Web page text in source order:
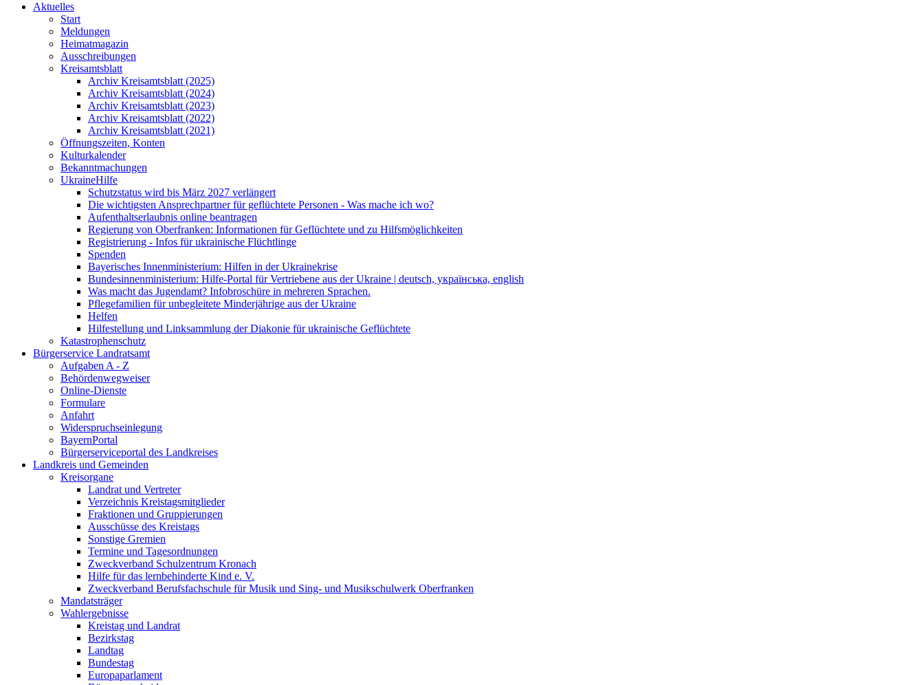
Aktuelles
Start
Meldungen
Heimatmagazin
Ausschreibungen
Kreisamtsblatt
Archiv Kreisamtsblatt (2025)
Archiv Kreisamtsblatt (2024)
Archiv Kreisamtsblatt (2023)
Archiv Kreisamtsblatt (2022)
Archiv Kreisamtsblatt (2021)
Öffnungszeiten, Konten
Kulturkalender
Bekanntmachungen
UkraineHilfe
Schutzstatus wird bis März 2027 verlängert
Die wichtigsten Ansprechpartner für geflüchtete Personen - Was mache ich wo?
Aufenthaltserlaubnis online beantragen
Regierung von Oberfranken: Informationen für Geflüchtete und zu Hilfsmöglichkeiten
Registrierung - Infos für ukrainische Flüchtlinge
Spenden
Bayerisches Innenministerium: Hilfen in der Ukrainekrise
Bundesinnenministerium: Hilfe-Portal für Vertriebene aus der Ukraine | deutsch, українська, english
Was macht das Jugendamt? Infobroschüre in mehreren Sprachen.
Pflegefamilien für unbegleitete Minderjährige aus der Ukraine
Helfen
Hilfestellung und Linksammlung der Diakonie für ukrainische Geflüchtete
Katastrophenschutz
Bürgerservice Landratsamt
Aufgaben A - Z
Behördenwegweiser
Online-Dienste
Formulare
Anfahrt
Widerspruchseinlegung
BayernPortal
Bürgerserviceportal des Landkreises
Landkreis und Gemeinden
Kreisorgane
Landrat und Vertreter
Verzeichnis Kreistagsmitglieder
Fraktionen und Gruppierungen
Ausschüsse des Kreistags
Sonstige Gremien
Termine und Tagesordnungen
Zweckverband Schulzentrum Kronach
Hilfe für das lernbehinderte Kind e. V.
Zweckverband Berufsfachschule für Musik und Sing- und Musikschulwerk Oberfranken
Mandatsträger
Wahlergebnisse
Kreistag und Landrat
Bezirkstag
Landtag
Bundestag
Europaparlament